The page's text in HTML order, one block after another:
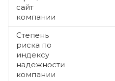
сайт
компании
Степень
риска по
индексу
надежности
компании